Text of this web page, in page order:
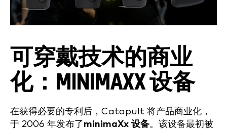
可穿戴技术的商业
化：MINIMAXX 设备
在获得必要的专利后，Catapult 将产品商业化，
于 2006 年发布了minimaXx 设备。该设备最初被